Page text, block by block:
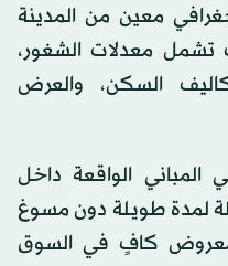
معين من المدينة
تشمل معدلات الشغور،
السكن، والعرض
المباني الواقعة داخل
لمدة طويلة دون مسوغ
معروض كافٍ في السوق